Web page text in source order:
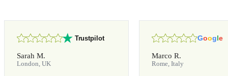
Trustpilot
Sarah M.
London, UK
Google
Marco R.
Rome, Italy